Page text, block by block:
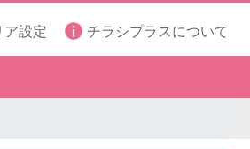
ア設定 チラシプラスについて